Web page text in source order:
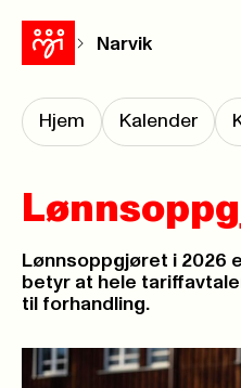
Narvik
Hjem Kalender
Lønnsoppgjøret i 2026
betyr at hele
til forhandling.